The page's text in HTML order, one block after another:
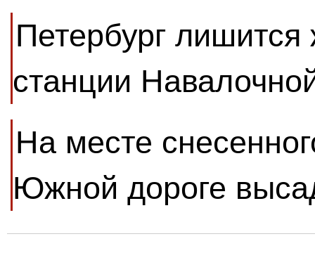
Петербург
станции
На месте
Южной дороге